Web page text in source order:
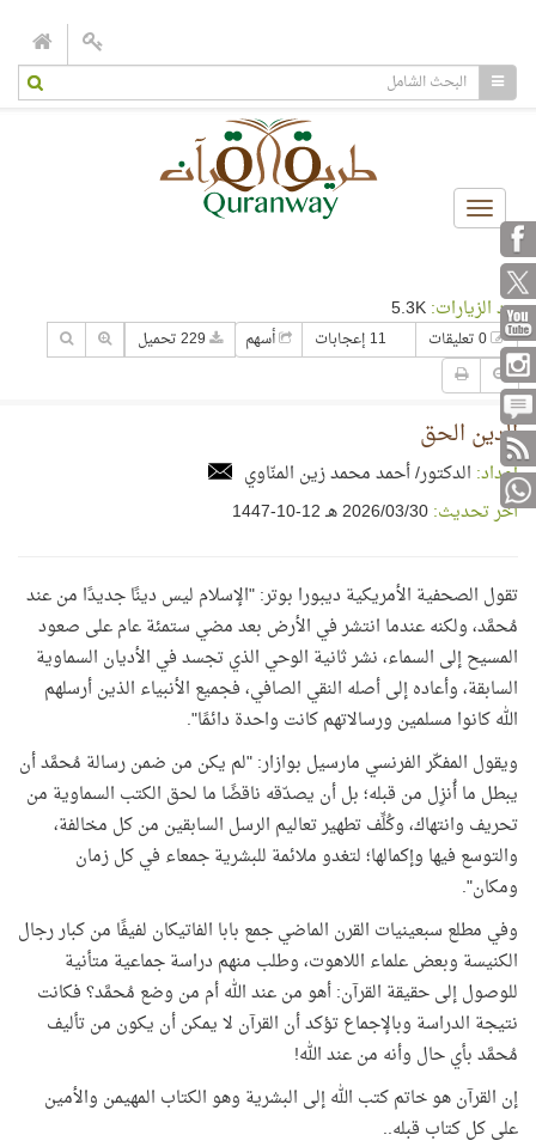
Toggle
navigation
عدد الزيارات:
11 إعجابات أسهم
الدين الحق
إعداد: الدكتور/ أحمد محمد زين المنّاوي
آخر تحديث:30‏/03‏/2026 هـ 12-10-1447
تقول الصحفية الأمريكية ديبورا بوتر: "الإسلام ليس دينًا جديدًا من عند
مُحمَّد، ولكنه عندما انتشر في الأرض بعد مضي ستمئة عام على صعود
المسيح إلى السماء، نشر ثانية الوحي الذي تجسد في الأديان السماوية
السابقة، وأعاده إلى أصله النقي الصافي، فجميع الأنبياء الذين أرسلهم
الله كانوا مسلمين ورسالاتهم كانت واحدة دائمًا".
ويقول المفكّر الفرنسي مارسيل بوازار:"لم يكن من ضمن رسالة مُحمَّد أن
يبطل ما أُنزِل من قبله؛ بل أن يصدّقه ناقضًا ما لحق الكتب السماوية من
تحريف وانتهاك، وكُلِّف تطهير تعاليم الرسل السابقين من كل مخالفة،
والتوسع فيها وإكمالها؛ لتغدو ملائمة للبشرية جمعاء في كل زمان
ومكان".
وفي مطلع سبعينيات القرن الماضي جمع بابا الفاتيكان لفيفًا من كبار رجال
الكنيسة وبعض علماء اللاهوت، وطلب منهم دراسة جماعية متأنية
للوصول إلى حقيقة القرآن: أهو من عند الله أم من وضع مُحمَّد؟ فكانت
نتيجة الدراسة وبالإجماع تؤكد أن القرآن لا يمكن أن يكون من تأليف
مُحمَّد بأي حال وأنه من عند الله!
إن القرآن هو خاتم كتب الله إلى البشرية وهو الكتاب المهيمن والأمين
على كل كتاب قبله..